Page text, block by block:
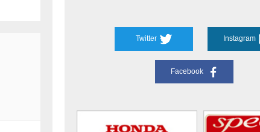
Twitter Instagram
Facebook